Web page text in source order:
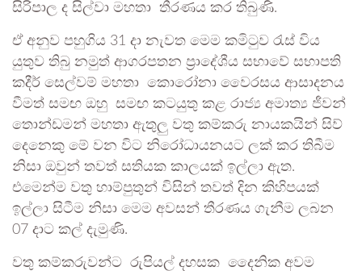
සිරිපාල ද සිල්වා මහතා තීරණය කර තිබුණි.
ඒ අනුව පහුගිය 31 දා නැවත මෙම කමිටුව රැස් විය
යුතුව තිබු නමුත් ආගරපතන ප්‍රාදේශීය සභාවේ සභාපති
කදීර් සෙල්වම් මහතා කොරෝනා වෛරසය ආසාදනය
වීමත් සමඟ ඔහු සමඟ කටයුතු කළ රාජ්‍ය අමාත්‍ය ජීවන්
තොන්ඩමන් මහතා ඇතුලු වතු කම්කරු නායකයින් සිව්
දෙනෙකු මේ වන විට නිරෝධායනයට ලක් කර තිබීම
නිසා ඔවුන් තවත් සතියක කාලයක් ඉල්ලා ඇත.
එමෙන්ම වතු හාම්පුතුන් විසින් තවත් දින කිහිපයක්
ඉල්ලා සිටීම නිසා මෙම අවසන් තීරණය ගැනීම ලබන
07 දාට කල් දැමුණි.
වතු කම්කරුවන්ට රුපියල් දහසක දෛනික අවම